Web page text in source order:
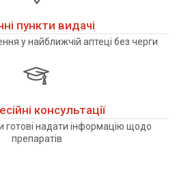
пункти видачі
у найближчій аптеці без черги
консультації
готові надати інформацію щодо
препаратів